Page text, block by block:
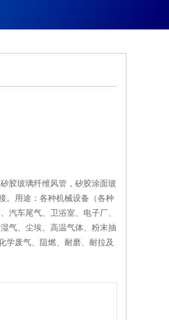
胶玻璃纤维风管，矽胶涂面玻
。用途：各种机械设备（各种
汽车尾气、卫浴室、电子厂、
气、尘埃、高温气体、粉末抽
学废气、阻燃、耐磨、耐拉及